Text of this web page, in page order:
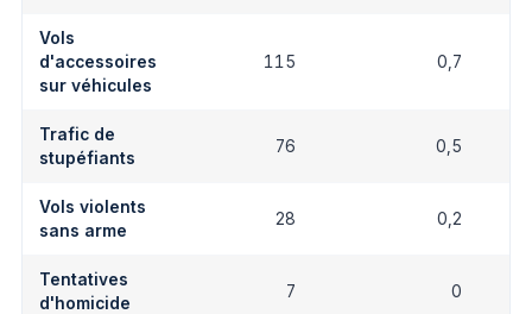
Vols
d'accessoires
sur véhicules
115 0,7
Trafic de
stupéfiants
76 0,5
Vols violents
sans arme
28 0,2
Tentatives
d'homicide
7 0